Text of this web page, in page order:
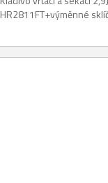
HR2811FT+výměnné